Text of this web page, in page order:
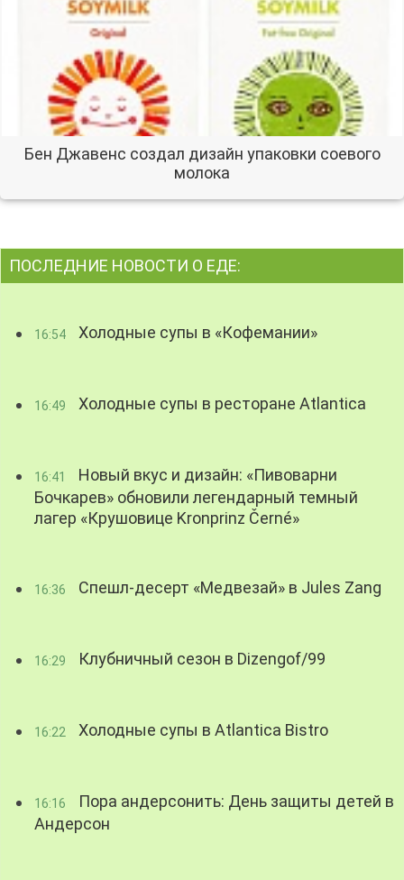
Бен Джавенс создал дизайн упаковки соевого
молока
ПОСЛЕДНИЕ НОВОСТИ О ЕДЕ:
16:54 Холодные супы в «Кофемании»
16:49 Холодные супы в ресторане Atlantica
16:41
Новый вкус и дизайн: «Пивоварни
Бочкарев» обновили легендарный темный
лагер «Крушовице Kronprinz Černé»
16:36 Спешл-десерт «Медвезай» в Jules Zang
16:29 Клубничный сезон в Dizengof/99
16:22 Холодные супы в Atlantica Bistro
16:16
Пора андерсонить: День защиты детей в
Андерсон